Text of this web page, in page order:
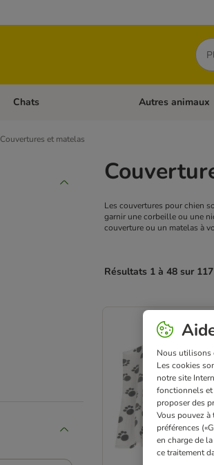
Dérouler les catégories: Chiens
Chats Dérouler les
Autres animaux
Couvertures et matelas
Les couvertures pour chien
garnir une corbeille ou une
couverture ou un matelas à
Résultats 1 à 48 sur 117
Nous utilisons
Les cookies
notre site
fonctionnels et
proposer des
Vous pouvez
préférences
en charge de
ce traitement